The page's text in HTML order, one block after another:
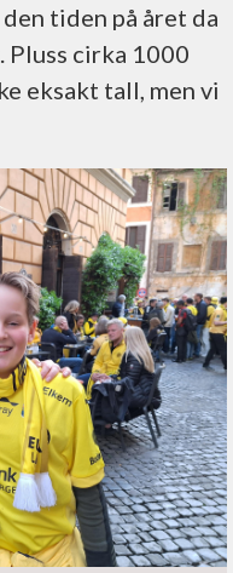
tiden på året da
cirka 1000
eksakt tall, men vi